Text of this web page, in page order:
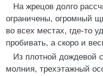
На жрецов долго
ограничены, огромный
во всех местах, где-то
пробивать, а скоро и
Из плотной дождевой
молния, трехэтажный